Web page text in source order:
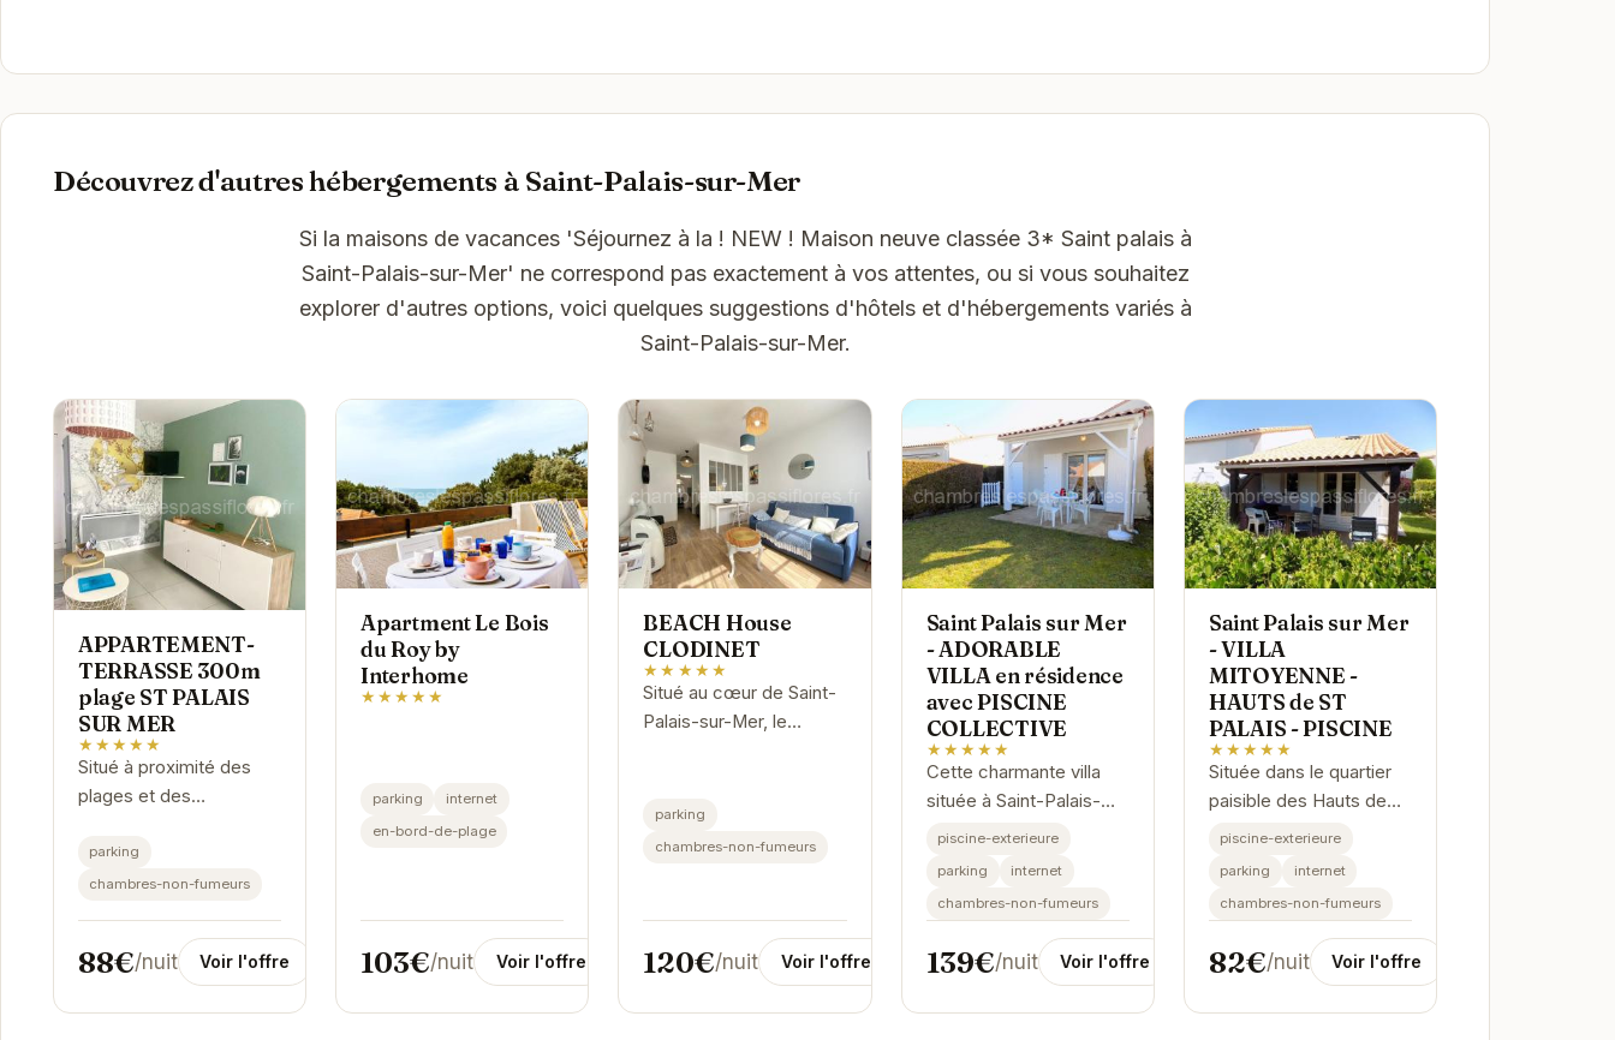
Découvrez d'autres hébergements à Saint-Palais-sur-Mer
Si la maisons de vacances 'Séjournez à la ! NEW ! Maison neuve classée 3* Saint palais à
Saint-Palais-sur-Mer' ne correspond pas exactement à vos attentes, ou si vous souhaitez
explorer d'autres options, voici quelques suggestions d'hôtels et d'hébergements variés à
Saint-Palais-sur-Mer.
APPARTEMENT-
TERRASSE 300m
plage ST PALAIS
SUR MER
★★★★★
Situé à proximité des
plages et des
appartement-terrasse
offre un cadre idéal pour
relaxantes. Avec son
emplacement...
parking
chambres-non-fumeurs
88€/nuit Voir l'offre
Apartment Le Bois
du Roy by
Interhome
★★★★★
parking
internet
en-bord-de-plage
103€/nuit Voir l'offre
BEACH House
CLODINET
★★★★★
Situé au cœur de Saint-
Palais-sur-Mer, le
cadre idéal pour des
vacances reposantes.
parking
chambres-non-fumeurs
120€/nuit Voir l'offre
Saint Palais sur Mer
- ADORABLE
VILLA en résidence
avec PISCINE
COLLECTIVE
★★★★★
Cette charmante villa
située à Saint-Palais-
sur-Mer offre un cadre
la piscine collective de
piscine-exterieure
parking
internet
chambres-non-fumeurs
139€/nuit Voir l'offre
Saint Palais sur Mer
- VILLA
MITOYENNE -
HAUTS de ST
PALAIS - PISCINE
★★★★★
Située dans le quartier
paisible des Hauts de
Saint-Palais-sur-Mer,
parfait équilibre entre
piscine-exterieure
parking
internet
chambres-non-fumeurs
82€/nuit Voir l'offre